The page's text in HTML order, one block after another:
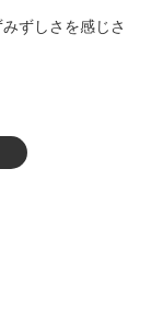
ずしさを感じさ